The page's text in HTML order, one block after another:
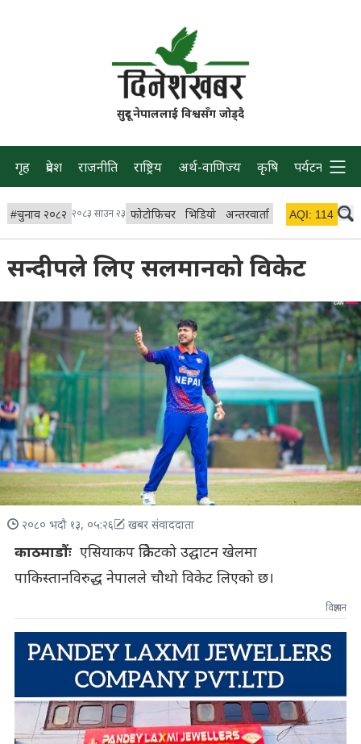
सुदूर नेपाललाई विश्वसँग जोड्दै
गृह प्रदेश राजनीति राष्ट्रिय अर्थ-वाणिज्य कृषि पर्यटन प्रवास
#चुनाव २०८२ २०८३ साउन २३ फोटोफिचर भिडियो अन्तरवार्ता विचार/ब्लग
AQI: 114
सन्दीपले लिए सलमानको विकेट
२०८० भदौ १३, ०५:२६ खबर संवाददाता
काठमाडौंःएसियाकप क्रिकेटको उद्घाटन खेलमा
पाकिस्तानविरुद्ध नेपालले चौथो विकेट लिएको छ।
विज्ञापन